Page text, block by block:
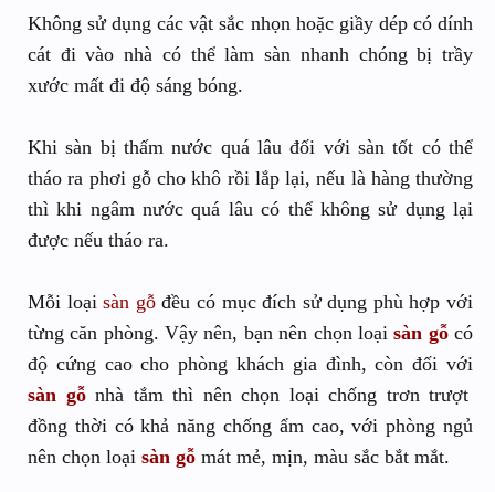
Không sử dụng các vật sắc nhọn hoặc giầy dép có dính
cát đi vào nhà có thể làm sàn nhanh chóng bị trầy
xước mất đi độ sáng bóng.
Khi sàn bị thấm nước quá lâu đối với sàn tốt có thể
tháo ra phơi gỗ cho khô rồi lắp lại, nếu là hàng thường
thì khi ngâm nước quá lâu có thể không sử dụng lại
được nếu tháo ra.
Mỗi loạisàn gỗđều có mục đích sử dụng phù hợp với
từng căn phòng. Vậy nên, bạn nên chọn loạisàn gỗcó
độ cứng cao cho phòng khách gia đình, còn đối với
sàn gỗnhà tắm thì nên chọn loại chống trơn trượt
đồng thời có khả năng chống ẩm cao, với phòng ngủ
nên chọn loại sàn gỗ mát mẻ, mịn, màu sắc bắt mắt.